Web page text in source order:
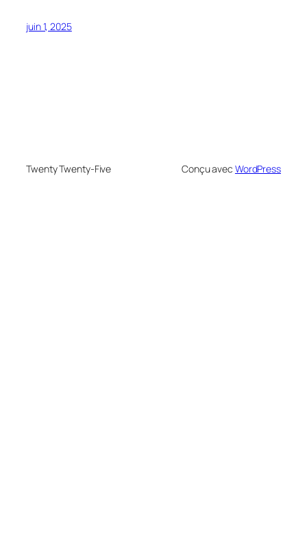
juin 1, 2025
Twenty Twenty-Five Conçu avec WordPress